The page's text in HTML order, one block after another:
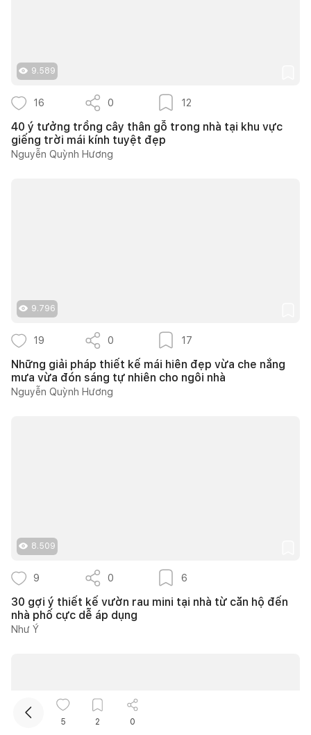
9.589
16 0 12
40 ý tưởng trồng cây thân gỗ trong nhà tại khu vực
giếng trời mái kính tuyệt đẹp
Nguyễn Quỳnh Hương
9.796
19 0 17
Những giải pháp thiết kế mái hiên đẹp vừa che nắng
mưa vừa đón sáng tự nhiên cho ngôi nhà
Nguyễn Quỳnh Hương
8.509
9 0 6
30 gợi ý thiết kế vườn rau mini tại nhà từ căn hộ đến
nhà phố cực dễ áp dụng
Như Ý
5 2 0
Mua sắm hoàn thiện nhà